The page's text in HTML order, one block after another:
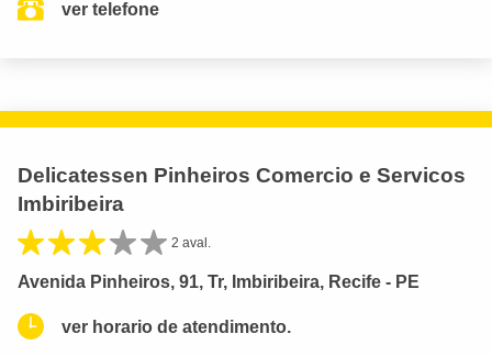
ver telefone
Delicatessen Pinheiros Comercio e Servicos
Imbiribeira
2 aval.
Avenida Pinheiros, 91, Tr, Imbiribeira, Recife - PE
ver horario de atendimento.